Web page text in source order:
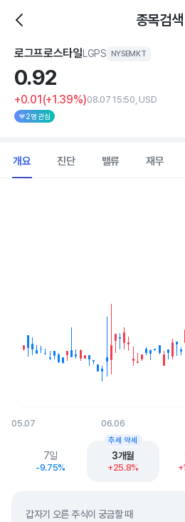
종목검색
로그프로스타일LGPS NYSEMKT
0.92
+0.01(+1.39%)08.07 15:50, USD
2명 관심
개요 진단 밸류 재무
The chart has 1 X axis displaying
05.07 06.06
End of interactive chart.
7일
-9.75%
3개월
+25.8%
추세 약세
갑자기 오른 주식이 궁금할 때